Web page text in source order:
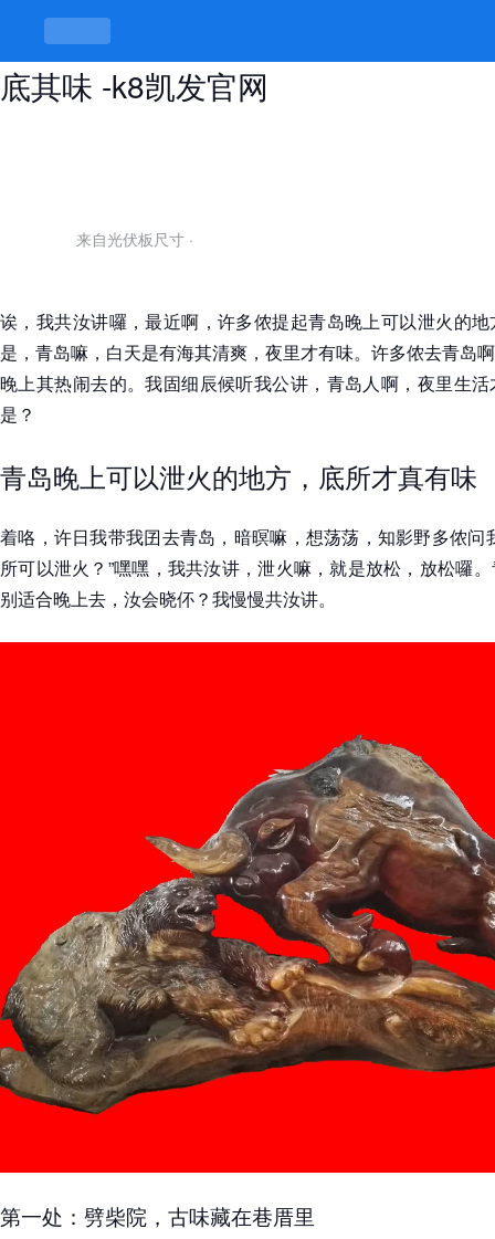
青岛晚上可以泄火的地方，夜里才知
底其味 -k8凯发官网
来自光伏板尺寸 ·
诶，我共汝讲囉，最近啊，许多侬提起青岛晚上可以泄火的
是，青岛嘛，白天是有海其清爽，夜里才有味。许多侬去青岛
晚上其热闹去的。我固细辰候听我公讲，青岛人啊，夜里生
是？
青岛晚上可以泄火的地方，底所才真有味
着咯，许日我带我囝去青岛，暗暝嘛，想荡荡，知影野多侬问
所可以泄火？”嘿嘿，我共汝讲，泄火嘛，就是放松，放松囉
别适合晚上去，汝会晓伓？我慢慢共汝讲。
第一处：劈柴院，古味藏在巷厝里